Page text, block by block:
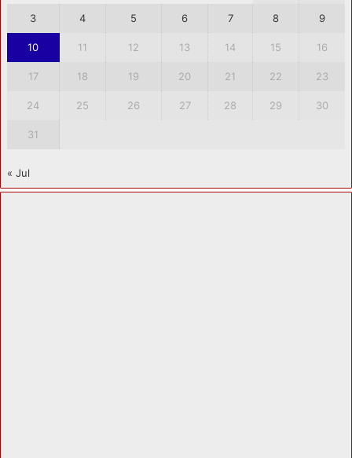
3 4 5 6 7 8 9
10 11 12 13 14 15 16
17 18 19 20 21 22 23
24 25 26 27 28 29 30
31
« Jul